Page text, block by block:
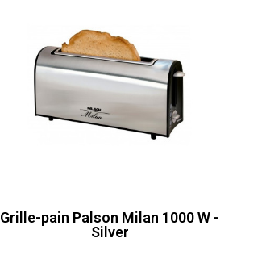
Grille-pain Palson Milan 1000 W -
Silver